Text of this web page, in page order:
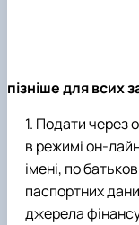
пізніше для всих
Подати через
в режимі он-
імені, по
паспортних
джерела